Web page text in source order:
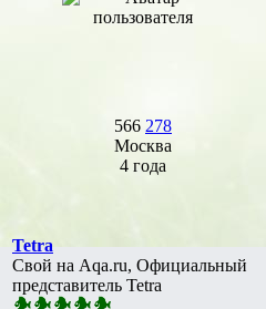
566 278
Москва
4 года
Tetra
Свой на Aqa.ru, Официальный
представитель Tetra